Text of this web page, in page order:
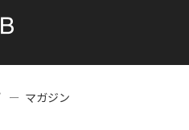
マガジン